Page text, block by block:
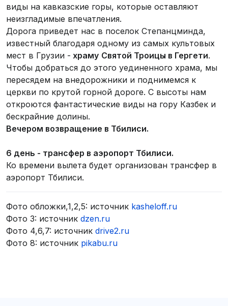
виды на кавказские горы, которые оставляют
неизгладимые впечатления.
Дорога приведет нас в поселок Степанцминда,
известный благодаря одному из самых культовых
мест в Грузии - храму Святой Троицы в Гергети.
Чтобы добраться до этого уединенного храма, мы
пересядем на внедорожники и поднимемся к
церкви по крутой горной дороге. С высоты нам
откроются фантастические виды на гору Казбек и
бескрайние долины.
Вечером возвращение в Тбилиси.
6 день - трансфер в аэропорт Тбилиси.
Ко времени вылета будет организован трансфер в
аэропорт Тбилиси.
Фото обложки,1,2,5: источник kasheloff.ru
Фото 3: источник dzen.ru
Фото 4,6,7: источник drive2.ru
Фото 8: источник pikabu.ru